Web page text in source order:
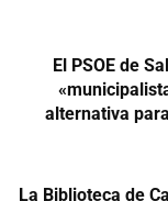
El PSOE de
alternativa
La Biblioteca de